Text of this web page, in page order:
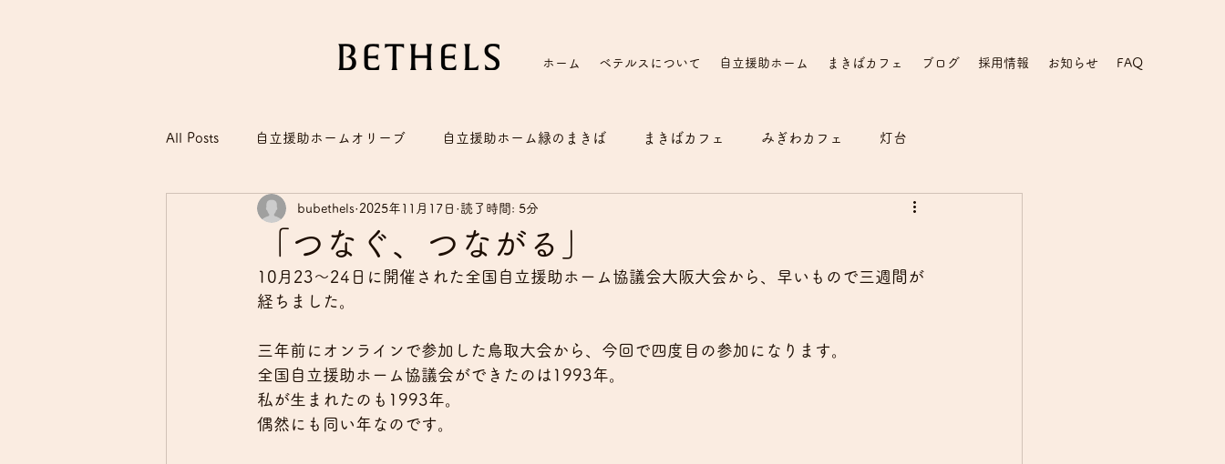
ホーム ベテルスについて 自立援助ホーム まきばカフェ ブログ 採用情報 お知らせ FAQ
All Posts 自立援助ホームオリーブ 自立援助ホーム緑のまきば まきばカフェ みぎわカフェ 灯台
「つなぐ、つながる」
bubethels 2025年11月17日 読了時間: 5分
10月23〜24日に開催された全国自立援助ホーム協議会大阪大会から、早いもので三週間が
経ちました。
三年前にオンラインで参加した鳥取大会から、今回で四度目の参加になります。
全国自立援助ホーム協議会ができたのは1993年。
私が生まれたのも1993年。
偶然にも同い年なのです。